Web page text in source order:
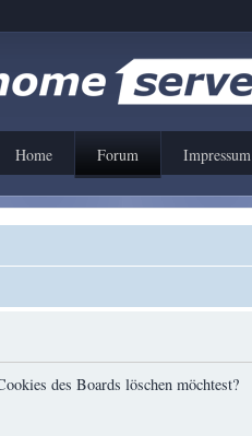
Home Forum Impressum
des Boards löschen möchtest?